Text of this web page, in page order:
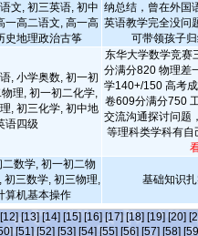
文, 初三英语, 初中
一高二语文, 高一高
史地理政治古筝
纳总结，曾在外国
英语教学完全没问
可带领孩子
, 小学奥数, 初一初
理, 初一初二化学,
, 初三化学, 初中地
语四级
东华大学数学竞赛
分满分820 物理差
学140+/150 高考
卷609分满分750
交流沟通探讨问题
等理科类学科有
数学, 初一初二物
初三数学, 初三物理,
算机基本操作
基础知识
[12] [13] [14] [15] [16] [17] [18] [19] [20]
[51] [52] [53] [54] [55] [56] [57] [58]